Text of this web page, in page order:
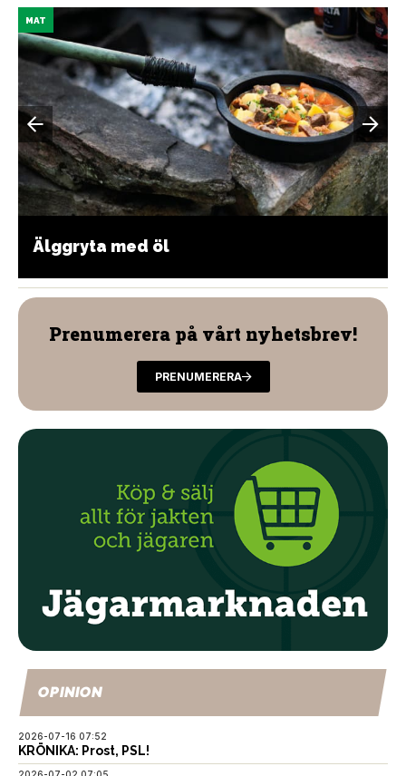
MAT
Älggryta med öl
Prenumerera på vårt nyhetsbrev!
PRENUMERERA
OPINION
2026-07-16 07:52
KRÖNIKA: Prost, PSL!